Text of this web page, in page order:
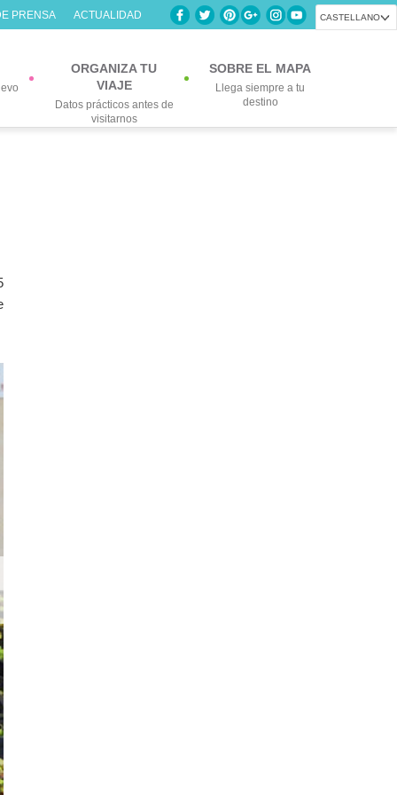
CASTELLANO
PRENSA ACTUALIDAD
ORGANIZA TU
VIAJE
Datos prácticos antes de
visitarnos
SOBRE EL MAPA
Llega siempre a tu
destino